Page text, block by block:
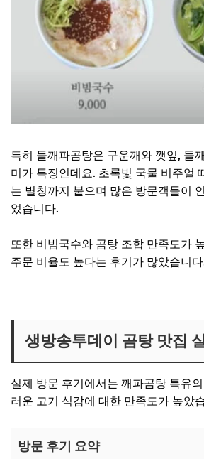
특히 들깨파곰탕은 구운깨와 깻잎, 들
미가 특징인데요. 초록빛 국물 비주얼
는 별칭까지 붙으며 많은 방문객들이
었습니다.
또한 비빔국수와 곰탕 조합 만족도가
주문 비율도 높다는 후기가 많았습니
생방송투데이 곰탕 맛집
실제 방문 후기에서는 깨파곰탕 특유
러운 고기 식감에 대한 만족도가 높았
방문 후기 요약